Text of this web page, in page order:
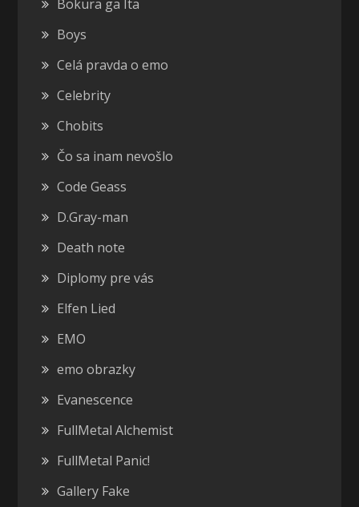
Bokura ga Ita
Boys
Celá pravda o emo
Celebrity
Chobits
Čo sa inam nevošlo
Code Geass
D.Gray-man
Death note
Diplomy pre vás
Elfen Lied
EMO
emo obrazky
Evanescence
FullMetal Alchemist
FullMetal Panic!
Gallery Fake